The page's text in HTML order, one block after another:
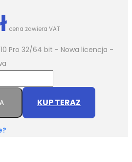
cena zawiera VAT
Pro 32/64 bit - Nowa licencja -
KUP TERAZ